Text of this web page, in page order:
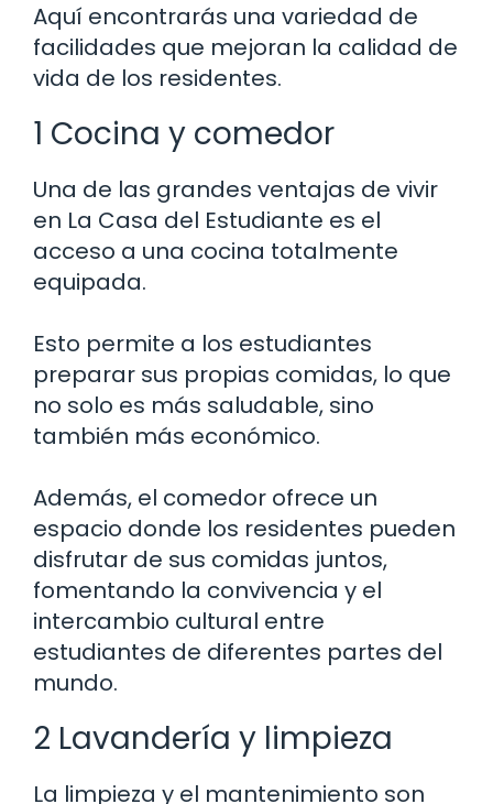
Aquí encontrarás una variedad de
facilidades que mejoran la calidad de
vida de los residentes.
1 Cocina y comedor
Una de las grandes ventajas de vivir
en La Casa del Estudiante es el
acceso a una cocina totalmente
equipada.
Esto permite a los estudiantes
preparar sus propias comidas, lo que
no solo es más saludable, sino
también más económico.
Además, el comedor ofrece un
espacio donde los residentes pueden
disfrutar de sus comidas juntos,
fomentando la convivencia y el
intercambio cultural entre
estudiantes de diferentes partes del
mundo.
2 Lavandería y limpieza
La limpieza y el mantenimiento son